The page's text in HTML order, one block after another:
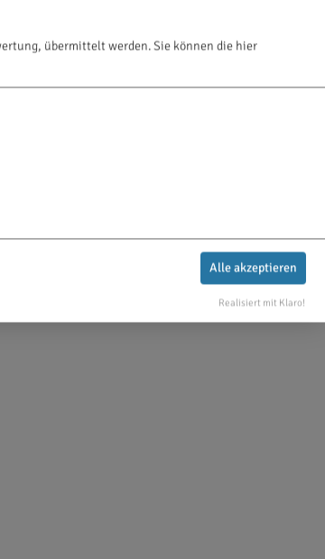
übermittelt werden. Sie können die hier
Alle akzeptieren
Realisiert mit Klaro!